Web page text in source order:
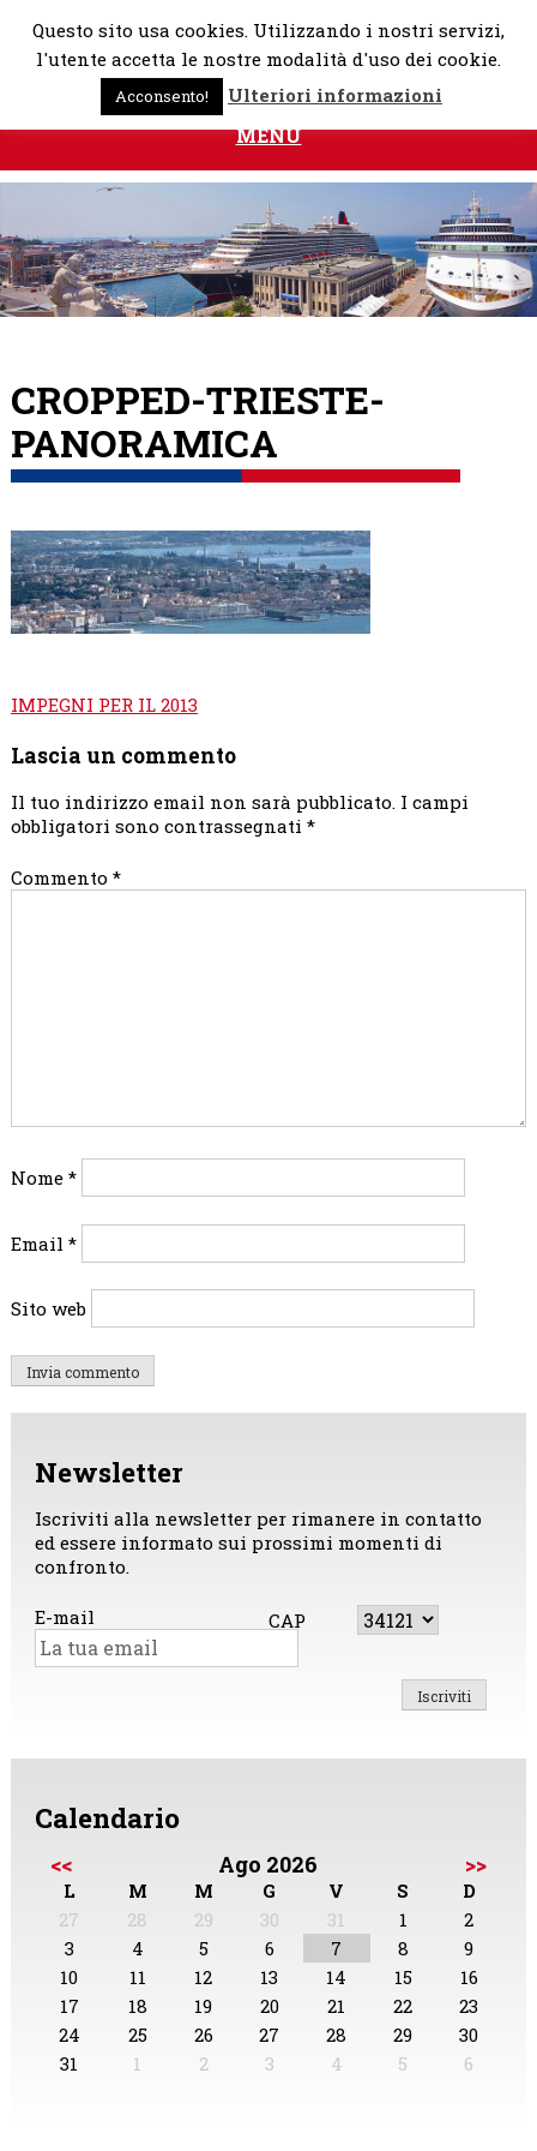
Skip
MENU
CROPPED-TRIESTE-
PANORAMICA
Navigazione
IMPEGNI PER IL 2013
Lascia un commento
Il tuo indirizzo email non sarà pubblicato. I campi
obbligatori sono contrassegnati *
Commento *
Nome *
Email *
Sito web
Newsletter
Iscriviti alla newsletter per rimanere in contatto
ed essere informato sui prossimi momenti di
confronto.
E-mail CAP
Calendario
<< Ago 2026 >>
L M M G V S
D
27
28 29 30 31 1
2
3
4 5 6 7 8
9
10
11 12 13 14 15
16
17
18 19 20 21 22
23
24
25 26 27 28 29
30
31
1 2 3 4 5 6
Questo sito usa cookies. Utilizzando i nostri servizi,
l'utente accetta le nostre modalità d'uso dei cookie.
Acconsento! Ulteriori informazioni